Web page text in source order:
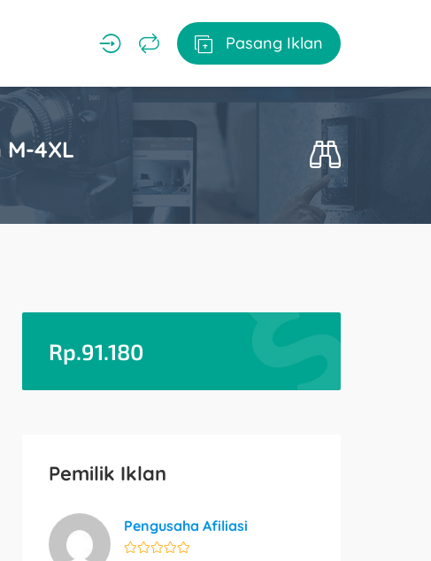
Pasang Iklan
4XL
Rp.91.180
Pemilik Iklan
Pengusaha Afiliasi